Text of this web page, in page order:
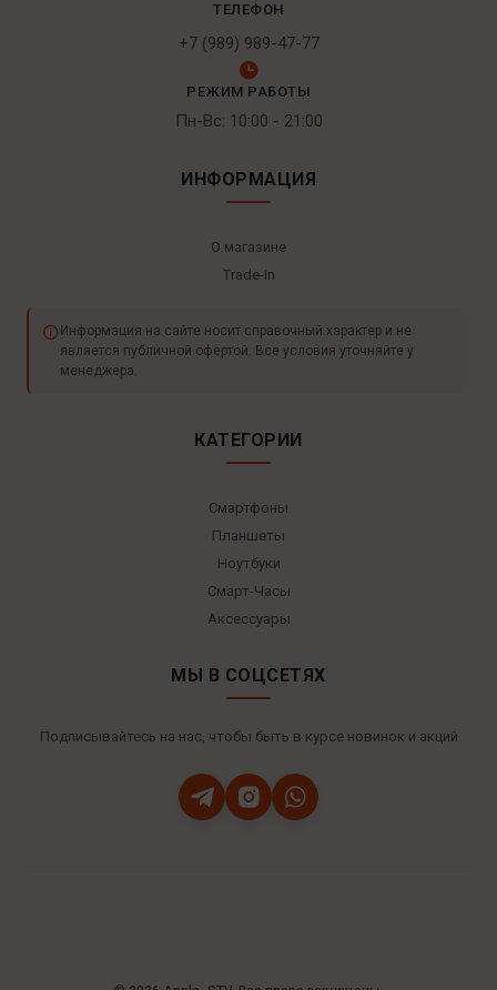
ТЕЛЕФОН
+7 (989) 989-47-77
РЕЖИМ РАБОТЫ
Пн-Вс: 10:00 - 21:00
ИНФОРМАЦИЯ
О магазине
Trade-In
Информация на сайте носит справочный характер и не
является публичной офертой. Все условия уточняйте у
менеджера.
КАТЕГОРИИ
Смартфоны
Планшеты
Ноутбуки
Смарт-Часы
Аксессуары
МЫ В СОЦСЕТЯХ
Подписывайтесь на нас, чтобы быть в курсе новинок и акций